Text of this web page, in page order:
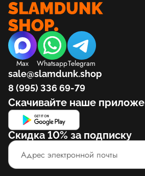
Max WhatsappTelegram
sale@slamdunk.shop
8 (995) 336 69-79
Скачивайте наше
Скидка 10% за подписку